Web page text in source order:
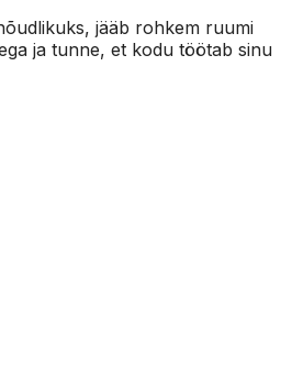
jääb rohkem ruumi
ja tunne, et kodu töötab sinu